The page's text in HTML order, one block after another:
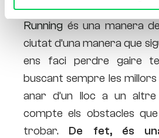
és gratuït! Però no seria
Running és una manera
ciutat d’una manera que
ens faci perdre gaire
buscant sempre les
anar d’un lloc a un
compte els obstacles
trobar. De fet, és